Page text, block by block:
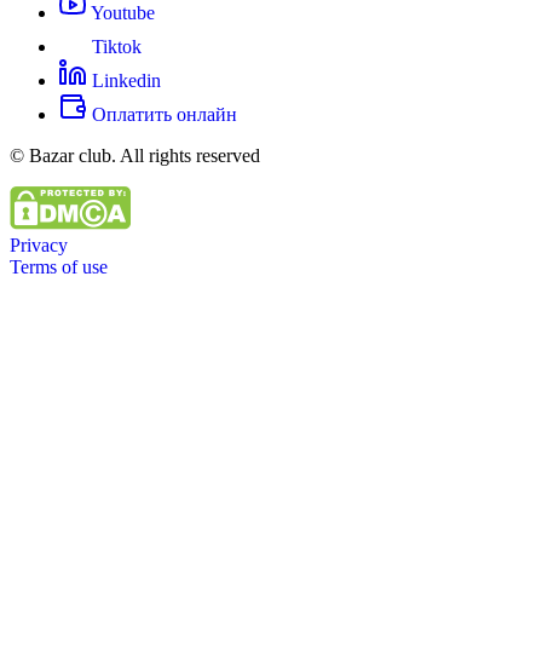
Youtube
Tiktok
Linkedin
Оплатить онлайн
© Bazar club. All rights reserved
Privacy
Terms of use